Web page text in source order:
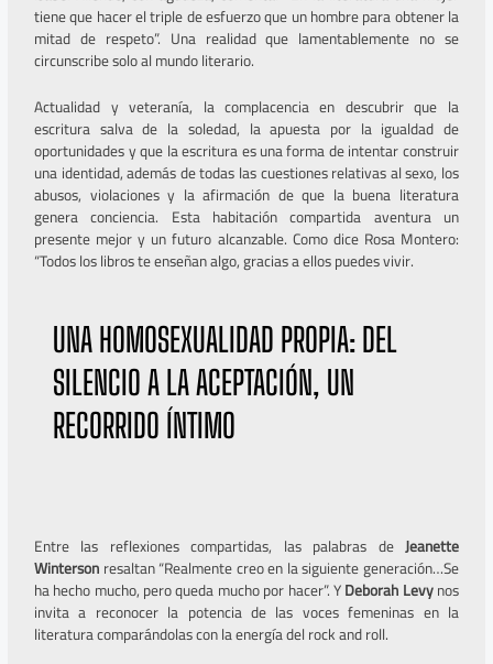
tiene que hacer el triple de esfuerzo que un hombre para obtener la
mitad de respeto”. Una realidad que lamentablemente no se
circunscribe solo al mundo literario.
Actualidad y veteranía, la complacencia en descubrir que la
escritura salva de la soledad, la apuesta por la igualdad de
oportunidades y que la escritura es una forma de intentar construir
una identidad, además de todas las cuestiones relativas al sexo, los
abusos, violaciones y la afirmación de que la buena literatura
genera conciencia. Esta habitación compartida aventura un
presente mejor y un futuro alcanzable. Como dice Rosa Montero:
“Todos los libros te enseñan algo, gracias a ellos puedes vivir.
UNA HOMOSEXUALIDAD PROPIA: DEL
SILENCIO A LA ACEPTACIÓN, UN
RECORRIDO ÍNTIMO
Entre las reflexiones compartidas, las palabras de Jeanette
Wintersonresaltan “Realmente creo en la siguiente generación…Se
ha hecho mucho, pero queda mucho por hacer”. YDeborah Levynos
invita a reconocer la potencia de las voces femeninas en la
literatura comparándolas con la energía del rock and roll.